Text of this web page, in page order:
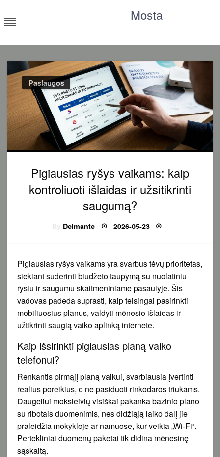
to
content
Mosta
Paslaugos
Pigiausias ryšys vaikams: kaip
kontroliuoti išlaidas ir užsitikrinti
saugumą?
Deimante Posted
2026-05-23
Pigiausias ryšys vaikams yra svarbus tėvų prioritetas,
siekiant suderinti biudžeto taupymą su nuolatiniu
ryšiu ir saugumu skaitmeniniame pasaulyje. Šis
vadovas padeda suprasti, kaip teisingai pasirinkti
mobiliuosius planus, valdyti mėnesio išlaidas ir
užtikrinti saugią vaiko aplinką internete.
Kaip išsirinkti pigiausias planą vaiko
telefonui?
Renkantis pirmąjį planą vaikui, svarbiausia įvertinti
realius poreikius, o ne pasiduoti rinkodaros triukams.
Daugeliui moksleivių visiškai pakanka bazinio plano
su ribotais duomenimis, nes didžiąją laiko dalį jie
praleidžia mokykloje ar namuose, kur veikia „Wi-Fi“.
Pertekliniai duomenų paketai tik didina mėnesinę
sąskaitą.